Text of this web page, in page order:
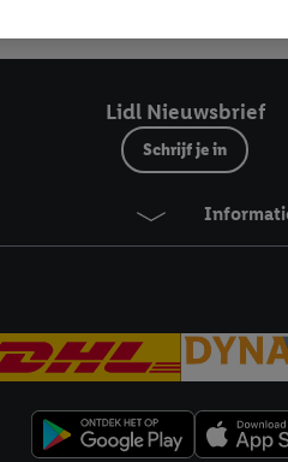
Lidl Nieuwsbrief
Schrijf je in
kunnen retargeting advertenties
door het product in een
als verschillende eindapparaten en
of met identifiers waarover
kan je er meer informatie vinden
voor de optie dat er enkel
in met alle verwerkingen voor alle
gegevens en je recht om jouw
.Je vindt de impressum voor de